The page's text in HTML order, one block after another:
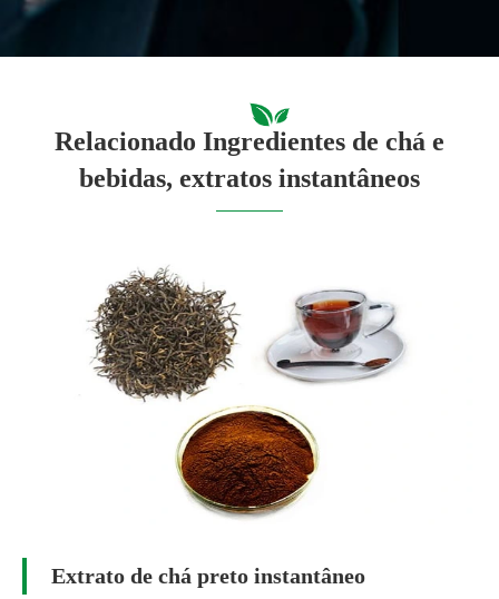
Relacionado Ingredientes de chá e
bebidas, extratos instantâneos
Extrato de chá preto instantâneo